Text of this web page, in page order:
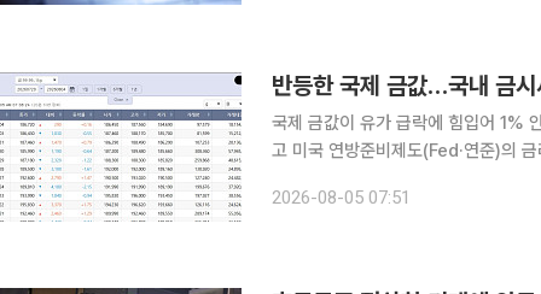
반등한 국제 금값…국내 금
국제 금값이 유가 급락에 힘입어 1%
고 미국 연방준비제도(Fed·연준)의
온스(약 31.1g·이하 온스)당 4152.60
2026-08-05 07:51